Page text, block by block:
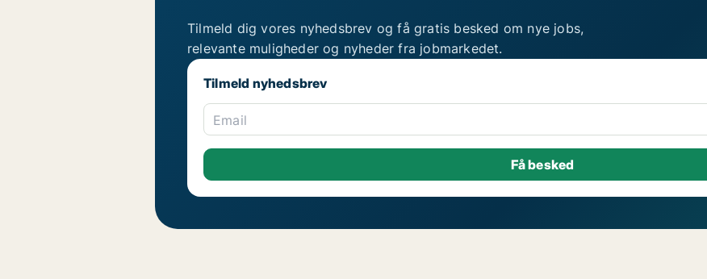
Tilmeld dig vores nyhedsbrev og få gratis besked om nye jobs,
relevante muligheder og nyheder fra jobmarkedet.
Tilmeld nyhedsbrev
Email